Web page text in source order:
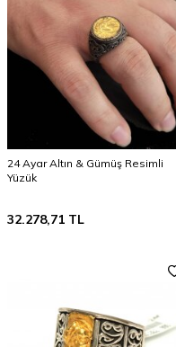
24 Ayar Altın & Gümüş Resimli
Yüzük
32.278,71 TL